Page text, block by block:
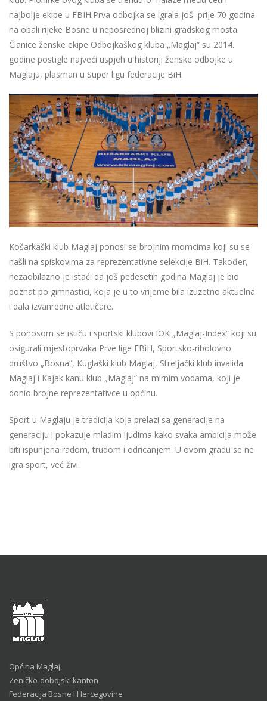
najbolje ekipe u FBIH.Prva odbojka se igrala još prije 70 godina
na obali rijeke Bosne u neposrednoj blizini gradskog mosta.
Članice ženske ekipe Odbojkaškog kluba „Maglaj“ su 2014.
godine postigle najveći uspjeh u historiji ženske odbojke u
Maglaju, plasman u Super ligu federacije BiH.
Košarkaški klub Maglaj ponosi se brojnim momcima koji su se
našli na spiskovima za reprezentativne selekcije BiH. Također,
nezaobilazno je istaći da još pedesetih godina Maglaj je bio
poznat po gimnastici, koja je u to vrijeme bila izuzetno aktuelna
i dala izvanredne atletičare.
S ponosom se ističu i sportski klubovi IOK „Maglaj-Index“ koji su
osigurali mjestoprvaka Prve lige FBiH, Sportsko-ribolovno
društvo „Bosna“, Kuglaški klub Maglaj, Streljački klub invalida
Maglaj i Kajak kanu klub „Maglaj“ na mirnim vodama, koji je
donio brojne reprezentativce u općinu.
Sport u Maglaju je tradicija koja prelazi sa generacije na
generaciju i pokazuje mladim ljudima kako svaka ambicija može
biti ispunjena radom, trudom i odricanjem. U ovom gradu se ne
igra sport, već živi.
Općina Maglaj
Zeničko-dobojski kanton
Federacija Bosne i Hercegovine